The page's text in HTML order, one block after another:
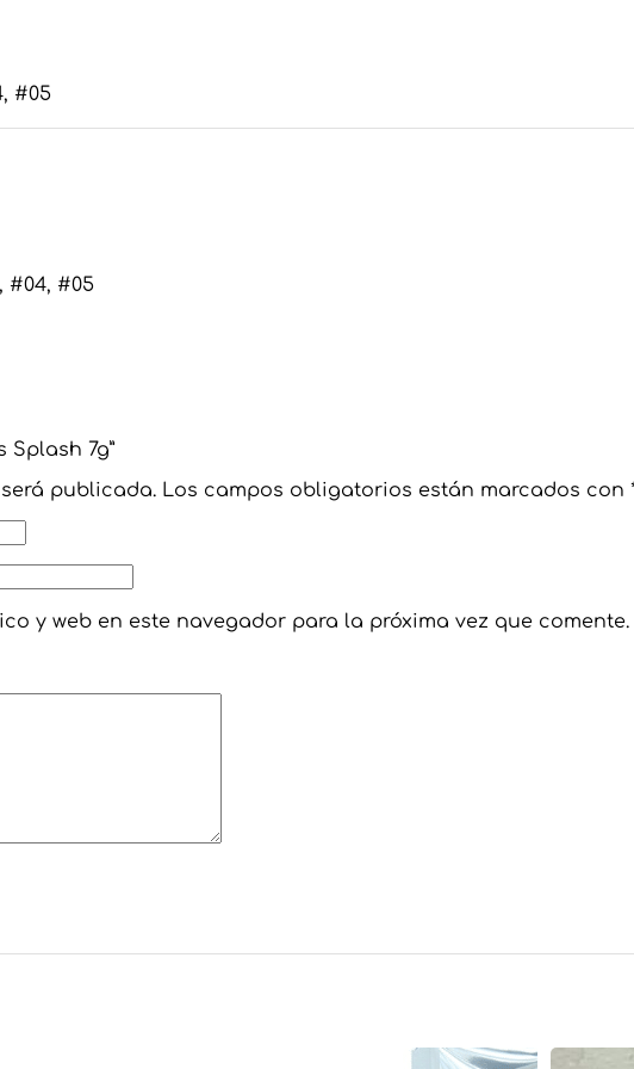
#05
#04, #05
Splash 7g”
publicada. Los campos obligatorios están marcados con
y web en este navegador para la próxima vez que comente.